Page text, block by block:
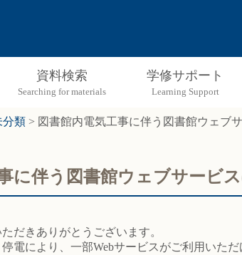
資料検索 学修サポート
分類 > 図書館内電気工事に伴う図書館ウェブ
に伴う図書館ウェブサービ
だきありがとうございます。
電により、一部Webサービスがご利用いただ